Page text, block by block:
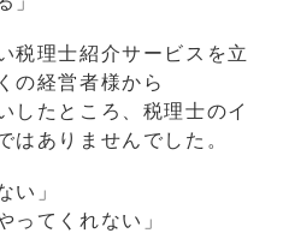
税理士紹介サービスを立
の経営者様から
したところ、税理士のイ
はありませんでした。
い」
ってくれない」